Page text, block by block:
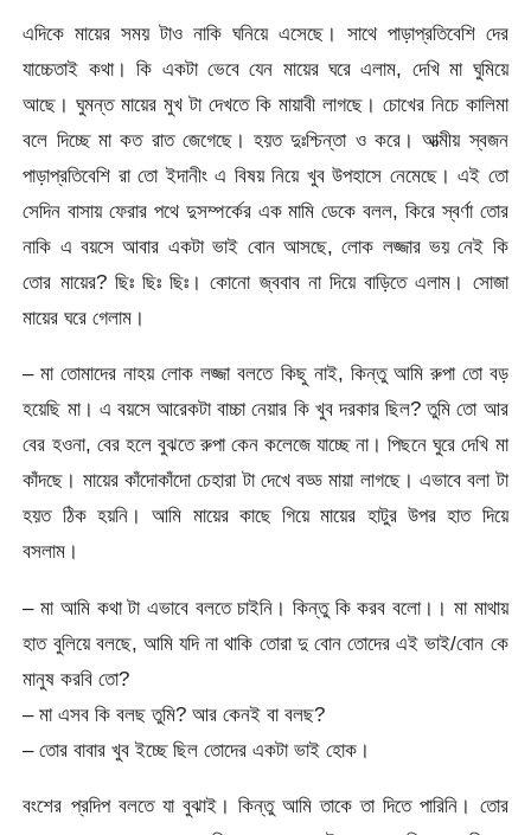
এদিকে মায়ের সময় টাও নাকি ঘনিয়ে এসেছে। সাথে পাড়াপ্রতিবেশি দের
যাচ্চেতাই কথা। কি একটা ভেবে যেন মায়ের ঘরে এলাম, দেখি মা ঘুমিয়ে
আছে। ঘুমন্ত মায়ের মুখ টা দেখতে কি মায়াবী লাগছে। চোখের নিচে কালিমা
বলে দিচ্ছে মা কত রাত জেগেছে। হয়ত দুঃশ্চিন্তা ও করে। আত্মীয় স্বজন
পাড়াপ্রতিবেশি রা তো ইদানীং এ বিষয় নিয়ে খুব উপহাসে নেমেছে। এই তো
সেদিন বাসায় ফেরার পথে দুসম্পর্কের এক মামি ডেকে বলল, কিরে স্বর্ণা তোর
নাকি এ বয়সে আবার একটা ভাই বোন আসছে, লোক লজ্জার ভয় নেই কি
তোর মায়ের? ছিঃ ছিঃ ছিঃ। কোনো জ্ববাব না দিয়ে বাড়িতে এলাম। সোজা
মায়ের ঘরে গেলাম।
– মা তোমাদের নাহয় লোক লজ্জা বলতে কিছু নাই, কিন্তু আমি রুপা তো বড়
হয়েছি মা। এ বয়সে আরেকটা বাচ্চা নেয়ার কি খুব দরকার ছিল? তুমি তো আর
বের হওনা, বের হলে বুঝতে রুপা কেন কলেজে যাচ্ছে না। পিছনে ঘুরে দেখি মা
কাঁদছে। মায়ের কাঁদোকাঁদো চেহারা টা দেখে বড্ড মায়া লাগছে। এভাবে বলা টা
হয়ত ঠিক হয়নি। আমি মায়ের কাছে গিয়ে মায়ের হাটুর উপর হাত দিয়ে
বসলাম।
– মা আমি কথা টা এভাবে বলতে চাইনি। কিন্তু কি করব বলো।। মা মাথায়
হাত বুলিয়ে বলছে, আমি যদি না থাকি তোরা দু বোন তোদের এই ভাই/বোন কে
মানুষ করবি তো?
– মা এসব কি বলছ তুমি? আর কেনই বা বলছ?
– তোর বাবার খুব ইচ্ছে ছিল তোদের একটা ভাই হোক।
বংশের প্রদিপ বলতে যা বুঝাই। কিন্তু আমি তাকে তা দিতে পারিনি। তোর